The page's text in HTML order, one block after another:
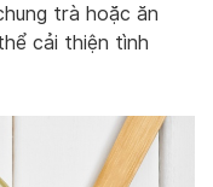
trà hoặc ăn
cải thiện tình